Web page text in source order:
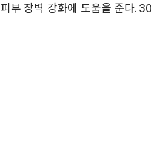
피부 장벽 강화에 도움을 준다.